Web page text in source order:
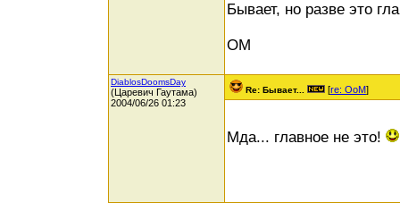
Бывает, но разве это
ОМ
DiablosDoomsDay
(Царевич Гаутама)
2004/06/26 01:23
Re: Бывает... [re: OoM]
Мда... главное не это!